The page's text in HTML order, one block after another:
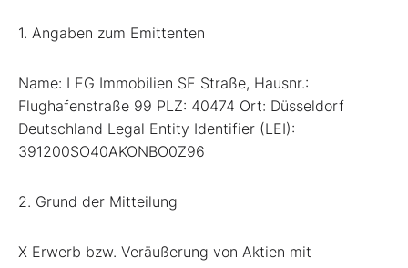
1. Angaben zum Emittenten
Name: LEG Immobilien SE Straße, Hausnr.:
Flughafenstraße 99 PLZ: 40474 Ort: Düsseldorf
Deutschland Legal Entity Identifier (LEI):
391200SO40AKONBO0Z96
2. Grund der Mitteilung
X Erwerb bzw. Veräußerung von Aktien mit